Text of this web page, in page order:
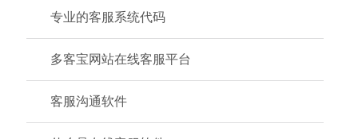
专业的客服系统代码
多客宝网站在线客服平台
客服沟通软件